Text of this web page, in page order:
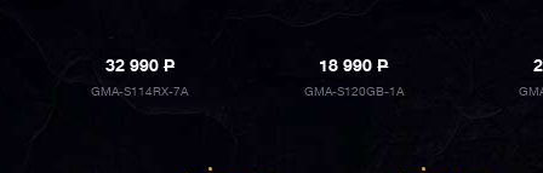
32 990P
GMA-S114RX-7A
18 990P
GMA-S120GB-1A